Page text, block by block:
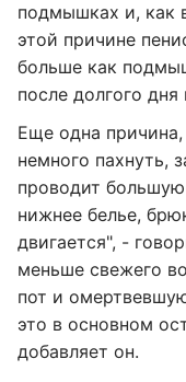
подмышках и, как
этой причине
больше как
после долгого
Еще одна
немного пахнуть,
проводит
нижнее белье,
двигается", -
меньше свежего
пот и
это в основном
добавляет он.